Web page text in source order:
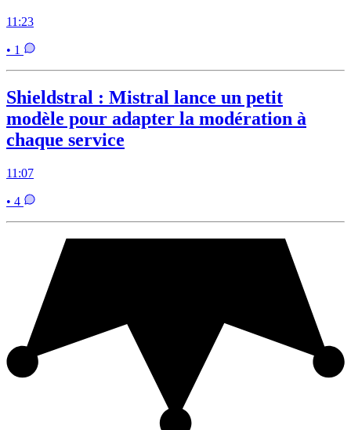
11:23
• 1
Shieldstral : Mistral lance un petit
modèle pour adapter la modération à
chaque service
11:07
• 4